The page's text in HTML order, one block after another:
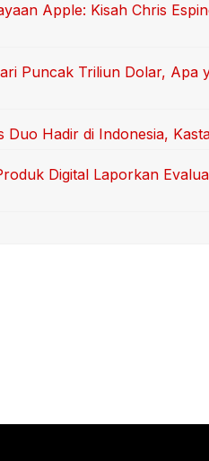
Apple: Kisah Chris
Puncak Triliun Dolar, Apa
Duo Hadir di Indonesia,
Digital Laporkan